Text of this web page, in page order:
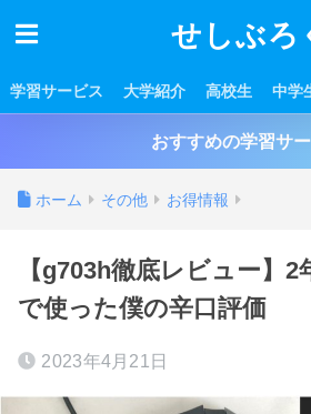
せしぶろ
学習サービス 大学紹介 高校生 中学
おすすめの学習サ
ホーム その他 お得情報
【g703h徹底レビュー】
で使った僕の辛口評価
2023年4月21日